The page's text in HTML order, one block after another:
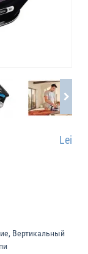
Lei
Вертикальный